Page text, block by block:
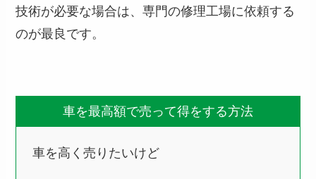
技術が必要な場合は、専門の修理工場に依頼する
のが最良です。
車を最高額で売って得をする方法
車を高く売りたいけど